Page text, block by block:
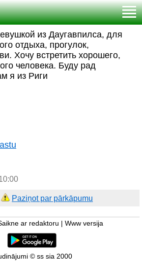
из Даугавпилса, для
отдыха, прогулок,
Хочу встретить хорошего,
человека. Буду рад
я из Риги
Paziņot par pārkāpumu
ar redaktoru Www versija
© ss sia 2000